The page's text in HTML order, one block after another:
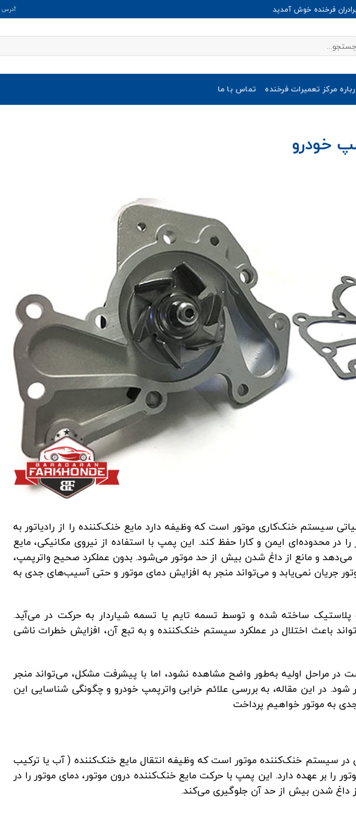
فرخنده خوش آمدید آدرس
مرکز تعمیرات فرخنده تماس با ما
خودرو
سیستم خنک‌کاری موتور است که وظیفه دارد مایع خنک‌کننده را از رادیاتور به
در محدوده‌ای ایمن و کارا حفظ کند. این پمپ با استفاده از نیروی مکانیکی، مایع
و مانع از داغ شدن بیش از حد موتور می‌شود. بدون عملکرد صحیح واترپمپ،
جریان نمی‌یابد و می‌تواند منجر به افزایش دمای موتور و حتی آسیب‌های جدی به
پلاستیک ساخته شده و توسط تسمه تایم یا تسمه شیاردار به حرکت در می‌آید.
باعث اختلال در عملکرد سیستم خنک‌کننده و به تبع آن، افزایش خطرات ناشی
در مراحل اولیه به‌طور واضح مشاهده نشود، اما با پیشرفت مشکل، می‌تواند منجر
شود. در این مقاله، به بررسی علائم خرابی واترپمپ خودرو و چگونگی شناسایی این
به موتور خواهیم پرداخت
در سیستم خنک‌کننده موتور است که وظیفه انتقال مایع خنک‌کننده ( آب یا ترکیب
را بر عهده دارد. این پمپ با حرکت مایع خنک‌کننده درون موتور، دمای موتور را در
داغ شدن بیش از حد آن جلوگیری می‌کند.